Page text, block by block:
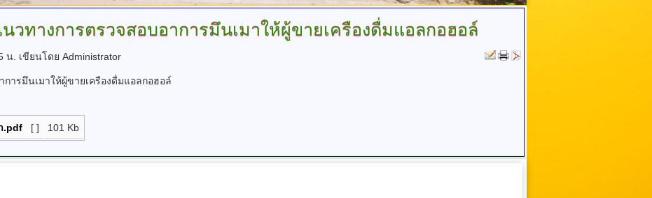
วทางการตรวจสอบอาการมึนเมาให้ผู้ขายเครืองดื่มแอลกอฮอล์
น. เขียนโดย Administrator
ารมึนเมาให้ผู้ขายเครืองดื่มแอลกอฮอล์
.pdf [ ] 101 Kb